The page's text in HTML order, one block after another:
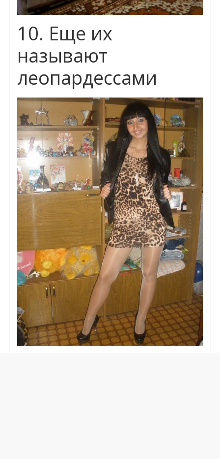
10. Еще их
называют
леопардессами